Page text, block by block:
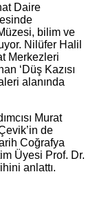
Daire
bilim ve
Nilüfer Halil
Merkezleri
‘Düş Kazısı
alanında
Murat
de
Coğrafya
Üyesi Prof. Dr.
anlattı.